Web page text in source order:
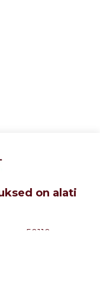
on alati
50110